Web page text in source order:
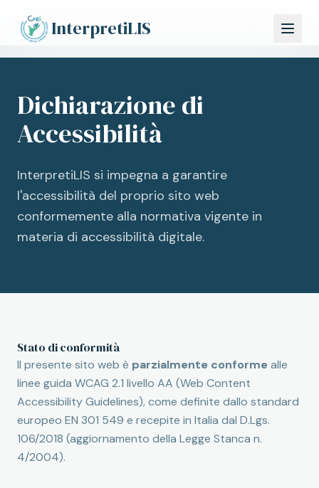
InterpretiLIS
Dichiarazione di
Accessibilità
InterpretiLIS si impegna a garantire
l'accessibilità del proprio sito web
conformemente alla normativa vigente in
materia di accessibilità digitale.
Stato di conformità
Il presente sito web è parzialmente conforme alle
linee guida WCAG 2.1 livello AA (Web Content
Accessibility Guidelines), come definite dallo standard
europeo EN 301 549 e recepite in Italia dal D.Lgs.
106/2018 (aggiornamento della Legge Stanca n.
4/2004).